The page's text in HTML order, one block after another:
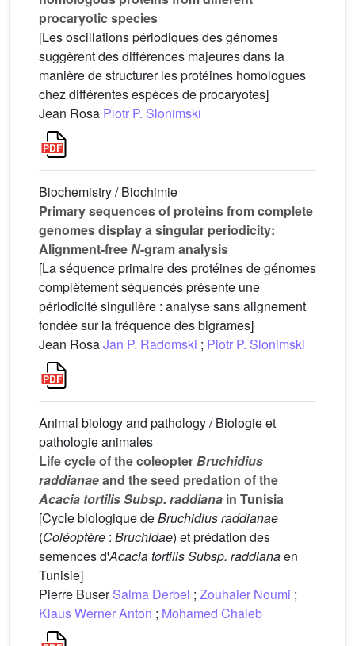
procaryotic species
[Les oscillations périodiques des génomes
suggèrent des différences majeures dans la
manière de structurer les protéines homologues
chez différentes espèces de procaryotes]
Jean Rosa Piotr P. Slonimski
Biochemistry / Biochimie
Primary sequences of proteins from complete
genomes display a singular periodicity:
Alignment-freeN-gram analysis
[La séquence primaire des protéines de génomes
complètement séquencés présente une
périodicité singulière : analyse sans alignement
fondée sur la fréquence des bigrames]
Jean RosaJan P. Radomski ; Piotr P. Slonimski
Animal biology and pathology / Biologie et
pathologie animales
Life cycle of the coleopterBruchidius
raddianaeand the seed predation of the
Acacia tortilis Subsp. raddiana in Tunisia
[Cycle biologique deBruchidius raddianae
(Coléoptère : Bruchidae) et prédation des
semences d'Acacia tortilis Subsp. raddianaen
Tunisie]
Pierre BuserSalma Derbel ; Zouhaier Noumi ;
Klaus Werner Anton ; Mohamed Chaieb